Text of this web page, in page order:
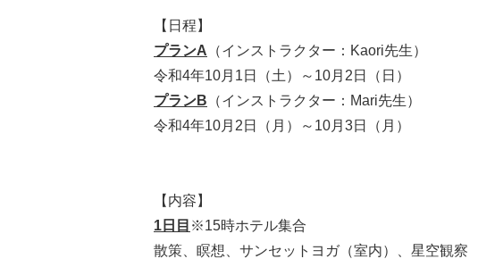
【日程】
プランA （インストラクター：Kaori先生）
令和4年10月1日（土）～10月2日（日）
プランB （インストラクター：Mari先生）
令和4年10月2日（月）～10月3日（月）
【内容】
1日目 ※15時ホテル集合
散策、瞑想、サンセットヨガ（室内）、星空観察